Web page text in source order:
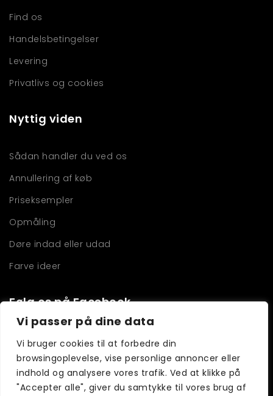
Vi passer på dine data
Vi bruger cookies til at forbedre din
browsingoplevelse, vise personlige annoncer eller
indhold og analysere vores trafik. Ved at klikke på
"Accepter alle", giver du samtykke til vores brug af
Find os
Handelsbetingelser
Levering
Privatlivs og cookies
Nyttig viden
Sådan handler du ved os
Annullering af køb
Priseksempler
Opmåling
Døre indad eller udad
Farve ideer
Følg os på Facebook